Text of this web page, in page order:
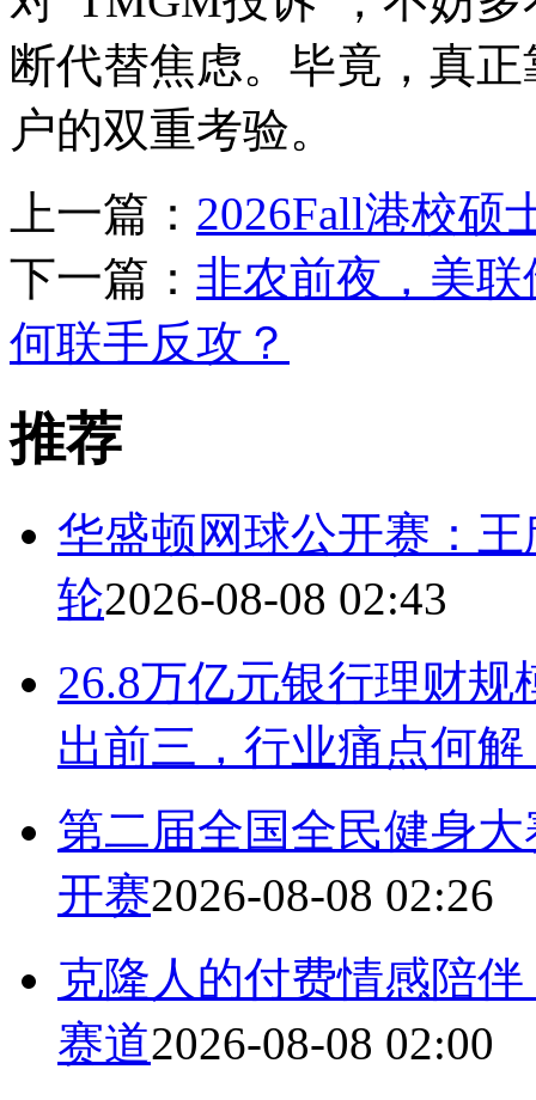
断代替焦虑。毕竟，真
户的双重考验。
上一篇： 2026Fall港校硕
下一篇： 非农前夜，美
何联手反攻？
推荐
华盛顿网球公开赛：
轮2026-08-08 02:43
26.8万亿元银行理财
出前三，行业痛点何解
第二届全国全民健身
开赛2026-08-08 02:26
克隆人的付费情感陪
赛道2026-08-08 02:00